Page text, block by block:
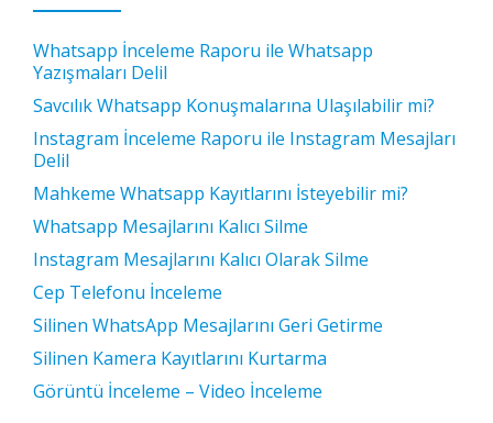
Whatsapp İnceleme Raporu ile Whatsapp
Yazışmaları Delil
Savcılık Whatsapp Konuşmalarına Ulaşılabilir mi?
Instagram İnceleme Raporu ile Instagram Mesajları
Delil
Mahkeme Whatsapp Kayıtlarını İsteyebilir mi?
Whatsapp Mesajlarını Kalıcı Silme
Instagram Mesajlarını Kalıcı Olarak Silme
Cep Telefonu İnceleme
Silinen WhatsApp Mesajlarını Geri Getirme
Silinen Kamera Kayıtlarını Kurtarma
Görüntü İnceleme – Video İnceleme